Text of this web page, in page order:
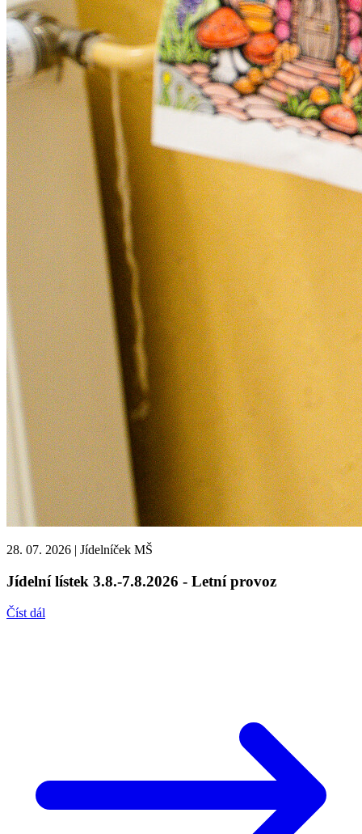
28. 07. 2026 | Jídelníček MŠ
Jídelní lístek 3.8.-7.8.2026 - Letní provoz
Číst dál